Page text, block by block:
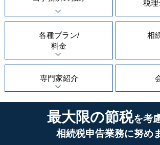
税
各種プラン/
料金
相
専門家紹介
最大限の節税を考
相続税申告業務に努め